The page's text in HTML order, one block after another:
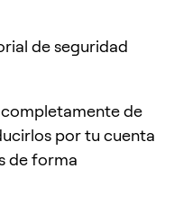
de seguridad
de
por tu cuenta
de forma